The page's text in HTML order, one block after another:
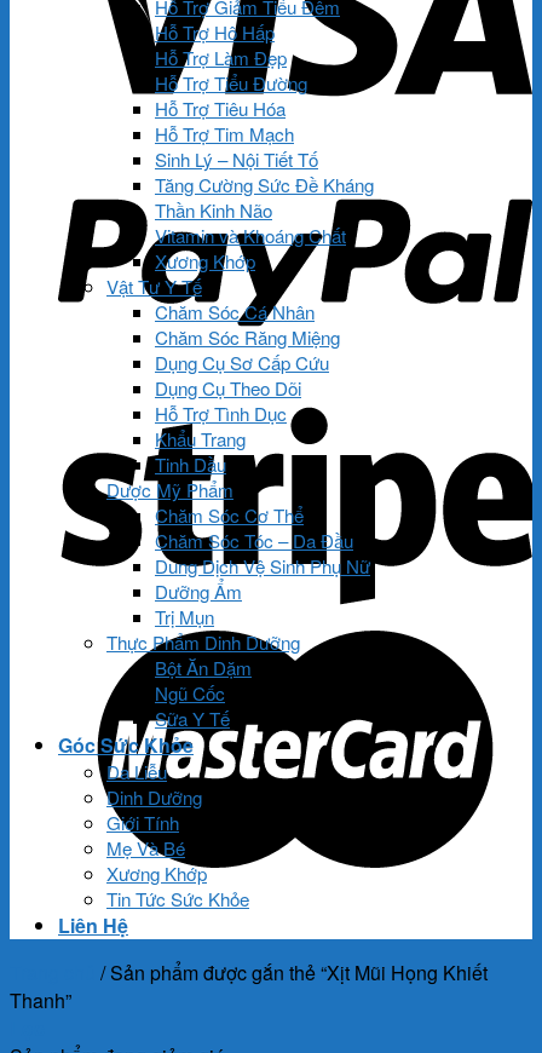
Hỗ Trợ Giảm Tiểu Đêm
Hỗ Trợ Hô Hấp
Hỗ Trợ Làm Đẹp
Hỗ Trợ Tiểu Đường
Hỗ Trợ Tiêu Hóa
Hỗ Trợ Tim Mạch
Sinh Lý – Nội Tiết Tố
Tăng Cường Sức Đề Kháng
Thần Kinh Não
Vitamin và Khoáng Chất
Xương Khớp
Vật Tư Y Tế
Chăm Sóc Cá Nhân
Chăm Sóc Răng Miệng
Dụng Cụ Sơ Cấp Cứu
Dụng Cụ Theo Dõi
Hỗ Trợ Tình Dục
Khẩu Trang
Tinh Dầu
Dược Mỹ Phẩm
Chăm Sóc Cơ Thể
Chăm Sóc Tóc – Da Đầu
Dung Dịch Vệ Sinh Phụ Nữ
Dưỡng Ẩm
Trị Mụn
Thực Phẩm Dinh Dưỡng
Bột Ăn Dặm
Ngũ Cốc
Sữa Y Tế
Góc Sức Khỏe
Da Liễu
Dinh Dưỡng
Giới Tính
Mẹ Và Bé
Xương Khớp
Tin Tức Sức Khỏe
Liên Hệ
/Sản phẩm được gắn thẻ “Xịt Mũi Họng Khiết
Thanh”